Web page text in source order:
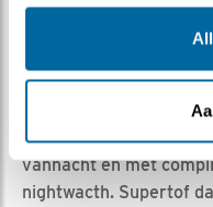
de helft van de
heeft en wat vorig jaar
paar repeterende
kunst van het
vannacht en met
nightwacth. Supertof